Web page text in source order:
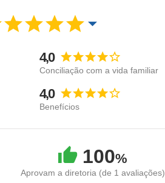
4,0
Conciliação com a vida familiar
4,0
Benefícios
100%
Aprovam a diretoria (de 1 avaliações)